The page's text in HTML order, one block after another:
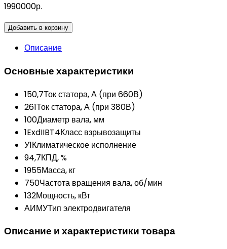
1990000р.
Добавить в корзину
Описание
Основные характеристики
150,7Ток статора, А (при 660В)
261Ток статора, А (при 380В)
100Диаметр вала, мм
1ExdIIBT4Класс взрывозащиты
У1Климатическое исполнение
94,7КПД, %
1955Масса, кг
750Частота вращения вала, об/мин
132Мощность, кВт
АИМУТип электродвигателя
Описание и характеристики товара